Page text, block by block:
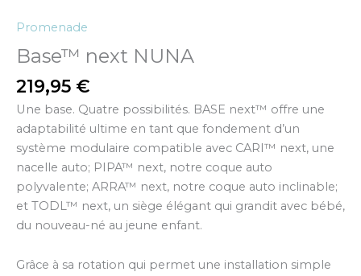
Promenade
Base™ next NUNA
219,95 €
Une base. Quatre possibilités. BASE next™ offre une
adaptabilité ultime en tant que fondement d’un
système modulaire compatible avec CARI™ next, une
nacelle auto; PIPA™ next, notre coque auto
polyvalente; ARRA™ next, notre coque auto inclinable;
et TODL™ next, un siège élégant qui grandit avec bébé,
du nouveau-né au jeune enfant.
Grâce à sa rotation qui permet une installation simple